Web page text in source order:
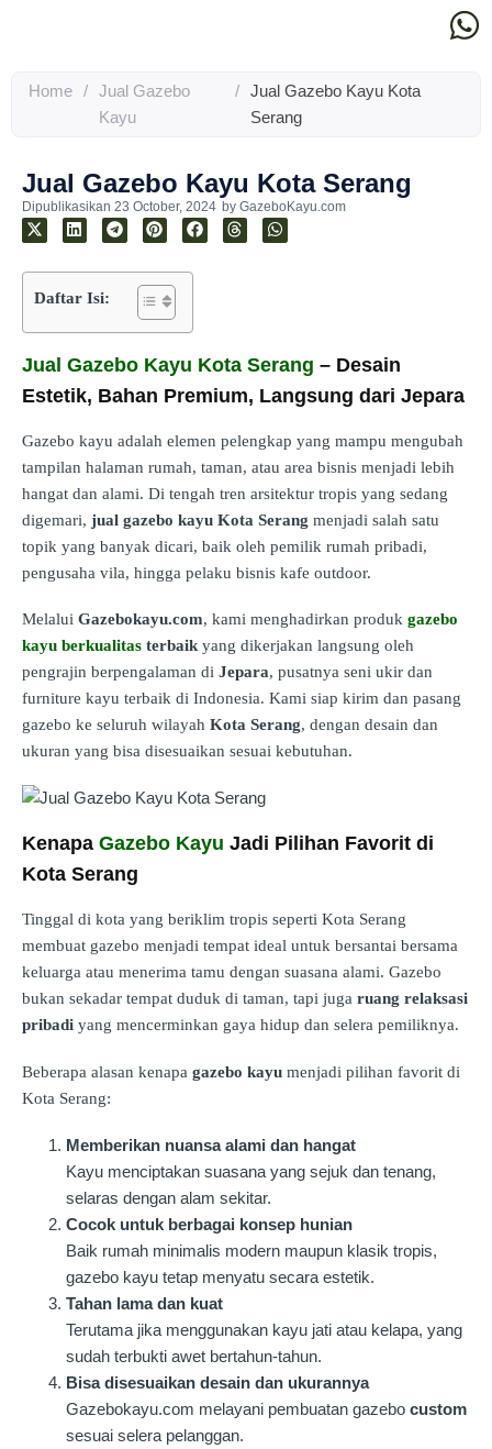
Home / Jual Gazebo
Kayu
/ Jual Gazebo Kayu Kota
Serang
Jual Gazebo Kayu Kota Serang
Dipublikasikan 23 October, 2024 by GazeboKayu.com
Daftar Isi:
Jual Gazebo Kayu Kota Serang – Desain
Estetik, Bahan Premium, Langsung dari Jepara
Gazebo kayu adalah elemen pelengkap yang mampu mengubah
tampilan halaman rumah, taman, atau area bisnis menjadi lebih
hangat dan alami. Di tengah tren arsitektur tropis yang sedang
digemari, jual gazebo kayu Kota Serang menjadi salah satu
topik yang banyak dicari, baik oleh pemilik rumah pribadi,
pengusaha vila, hingga pelaku bisnis kafe outdoor.
Melalui Gazebokayu.com, kami menghadirkan produk gazebo
kayu berkualitas terbaikyang dikerjakan langsung oleh
pengrajin berpengalaman di Jepara, pusatnya seni ukir dan
furniture kayu terbaik di Indonesia. Kami siap kirim dan pasang
gazebo ke seluruh wilayah Kota Serang, dengan desain dan
ukuran yang bisa disesuaikan sesuai kebutuhan.
Kenapa Gazebo Kayu Jadi Pilihan Favorit di
Kota Serang
Tinggal di kota yang beriklim tropis seperti Kota Serang
membuat gazebo menjadi tempat ideal untuk bersantai bersama
keluarga atau menerima tamu dengan suasana alami. Gazebo
bukan sekadar tempat duduk di taman, tapi juga ruang relaksasi
pribadi yang mencerminkan gaya hidup dan selera pemiliknya.
Beberapa alasan kenapa gazebo kayu menjadi pilihan favorit di
Kota Serang:
Memberikan nuansa alami dan hangat
Kayu menciptakan suasana yang sejuk dan tenang,
selaras dengan alam sekitar.
Cocok untuk berbagai konsep hunian
Baik rumah minimalis modern maupun klasik tropis,
gazebo kayu tetap menyatu secara estetik.
Tahan lama dan kuat
Terutama jika menggunakan kayu jati atau kelapa, yang
sudah terbukti awet bertahun-tahun.
Bisa disesuaikan desain dan ukurannya
Gazebokayu.com melayani pembuatan gazebo custom
sesuai selera pelanggan.